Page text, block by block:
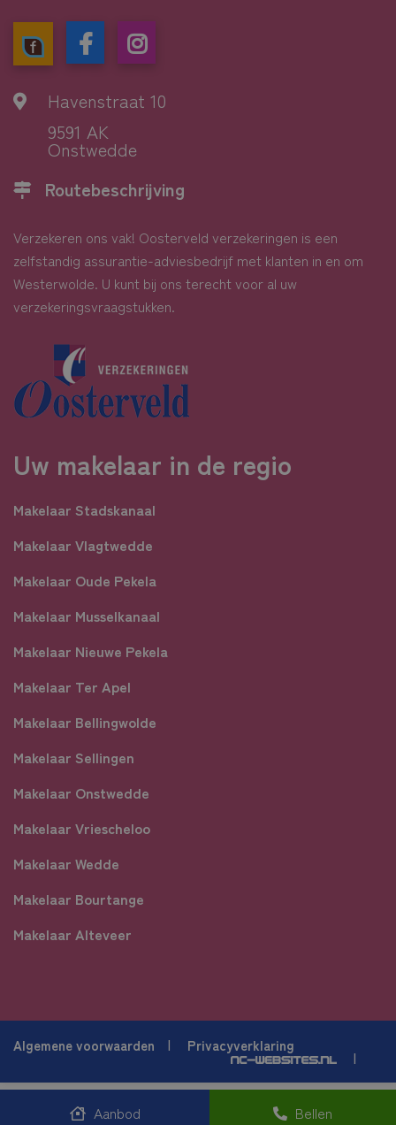
Havenstraat 10
9591 AK
Onstwedde
Routebeschrijving
Verzekeren ons vak! Oosterveld verzekeringen is een
zelfstandig assurantie-adviesbedrijf met klanten in en om
Westerwolde. U kunt bij ons terecht voor al uw
verzekeringsvraagstukken.
Uw makelaar in de regio
Makelaar Stadskanaal
Makelaar Vlagtwedde
Makelaar Oude Pekela
Makelaar Musselkanaal
Makelaar Nieuwe Pekela
Makelaar Ter Apel
Makelaar Bellingwolde
Makelaar Sellingen
Makelaar Onstwedde
Makelaar Vriescheloo
Makelaar Wedde
Makelaar Bourtange
Makelaar Alteveer
Algemene voorwaarden Privacyverklaring
Aanbod Bellen